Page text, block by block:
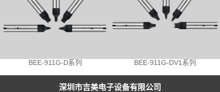
BEE-911G-D系列 BEE-911G-DV1系列
深圳市吉美电子设备有限公司